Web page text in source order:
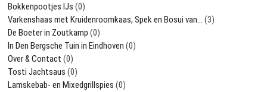
Bokkenpootjes IJs (0)
Varkenshaas met Kruidenroomkaas, Spek en Bosui van… (3)
De Boeter in Zoutkamp (0)
In Den Bergsche Tuin in Eindhoven (0)
Over & Contact (0)
Tosti Jachtsaus (0)
Lamskebab- en Mixedgrillspies (0)